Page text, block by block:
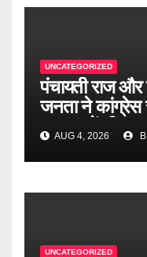
UNCATEGORIZED
पंचायती राज और
जनता ने कांग्रेस
2027 में भी
बिंदल.
AUG 4, 2026
UNCATEGORIZED